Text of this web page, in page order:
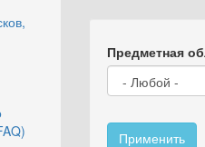
Предметная
Применить